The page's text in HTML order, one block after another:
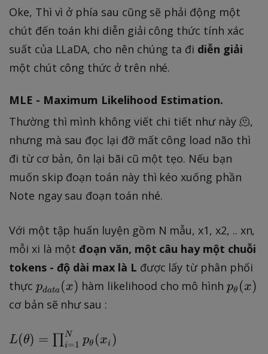
Oke, Thì vì ở phía sau cũng sẽ phải động một
chút đến toán khi diễn giải công thức tính xác
suất của LLaDA, cho nên chúng ta đi diễn giải
một chút công thức ở trên nhé.
MLE - Maximum Likelihood Estimation.
Thường thì mình không viết chi tiết như này 🫠,
nhưng mà sau đọc lại đỡ mất công load não thì
đi từ cơ bản, ôn lại bãi cũ một tẹo. Nếu bạn
muốn skip đoạn toán này thì kéo xuống phần
Note ngay sau đoạn toán nhé.
Với một tập huấn luyện gồm N mẫu, x1, x2, .. xn,
mỗi xi là một đoạn văn, một câu hay một chuỗi
tokens - độ dài max là L được lấy từ phân phối
thực p
_
pdata (x) hàm likelihood cho mô hìnhp
pθ (x)
cơ bản sẽ như sau :
L
L(θ) = ∏i=1
N pθ (xi )